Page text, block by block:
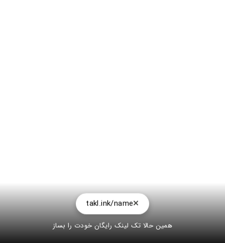
takl.ink/name
همین حالا تک لینک رایگان خودت را بساز